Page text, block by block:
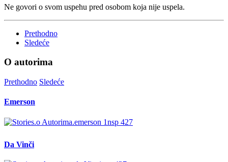
Ne govori o svom uspehu pred osobom koja nije uspela.
Prethodno
Sledeće
O autorima
Prethodno Sledeće
Emerson
Da Vinči